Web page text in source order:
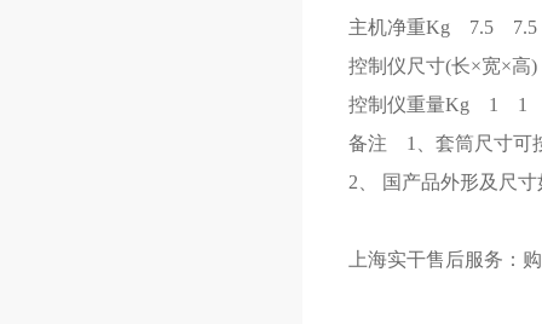
主机净重Kg 7.5
控制仪尺寸(长×宽×
控制仪重量Kg 1
备注 1、套筒尺寸可
2、 国产品外形及尺
上海实干售后服务：